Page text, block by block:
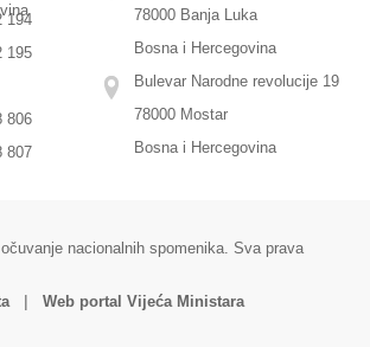
78000 Banja Luka
Bosna i Hercegovina
194
195
Bulevar Narodne revolucije 19
78000 Mostar
Bosna i Hercegovina
806
807
nacionalnih spomenika. Sva prava
| Web portal Vijeća Ministara